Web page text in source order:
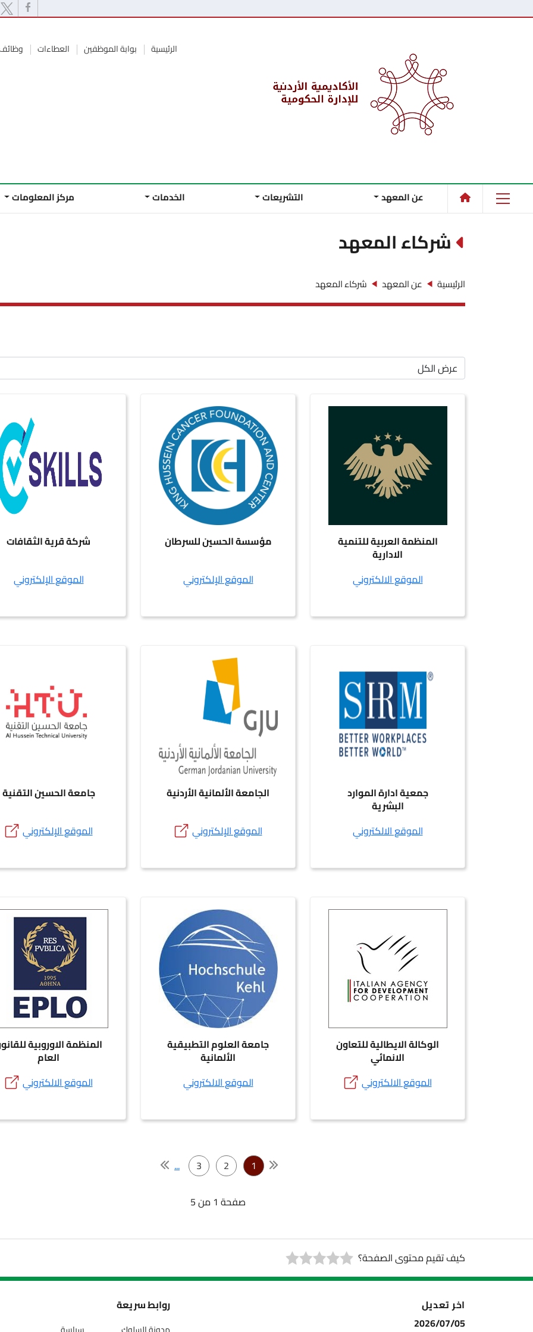
الرئيسية بوابة الموظفين العطاءات
عن المعهد التشريعات الخدمات مركز المعلومات
شركاء المعهد
الرئيسية عن المعهد شركاء المعهد
المنظمة العربية للتنمية
الادارية
الموقع الالكتروني
مؤسسة الحسين للسرطان
الموقع الإلكتروني
شركة قرية الثقافات
الموقع الإلكتروني
جمعية ادارة الموارد
البشرية
الموقع الالكتروني
الجامعة الألمانية الأردنية
الموقع الإلكتروني
جامعة الحسين التقنية
الموقع الإلكتروني
الوكالة الايطالية للتعاون
الانمائي
الموقع الالكتروني
جامعة العلوم التطبيقية
الألمانية
الموقع الالكتروني
المنظمة الاوروبية
العام
الموقع الالكتروني
1
2
3
...
صفحة 1 من 5
كيف تقيم محتوى الصفحة؟
اخر تعديل
2026/07/05
روابط سريعة